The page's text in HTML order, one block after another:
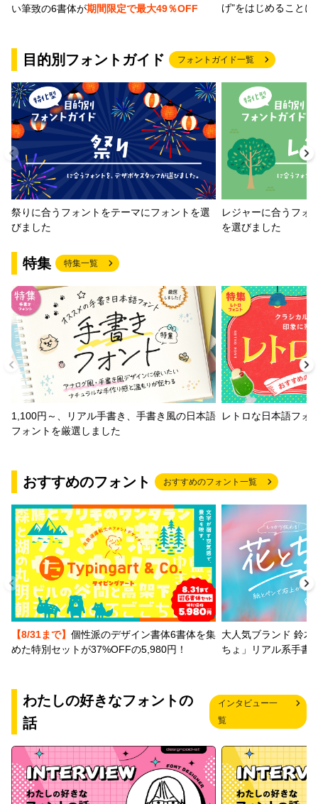
い筆致の6書体が期間限定で最大49％OFF
げ"をはじめること
目的別フォントガイド フォントガイド一覧
祭りに合うフォントをテーマにフォントを選
びました
レジャーに合うフォ
を選びました
特集 特集一覧
1,100円～、リアル手書き、手書き風の日本語
フォントを厳選しました
レトロな日本語フォ
おすすめのフォント おすすめのフォント一覧
【8/31まで】 個性派のデザイン書体6書体を集
めた特別セットが37%OFFの5,980円！
大人気ブランド 鈴木
ちょ」リアル系手書
わたしの好きなフォントの
話
インタビュー一
覧